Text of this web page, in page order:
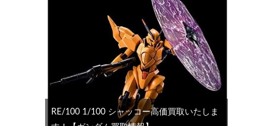
RE/100 1/100 シャッコー高価買取いたしま